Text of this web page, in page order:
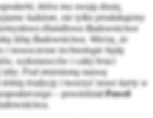
która ma swoją duszę,
ludziom, nie tylko produkujemy
Handlowa Budownictwa
Izbą Budownictwa. Wierzę, że
i nowoczesne technologie będą
wykonawców i całej braci
izby. Pod zmienioną nazwą
letnią tradycję i tworzyć nowe karty w
– powiedziałPaweł